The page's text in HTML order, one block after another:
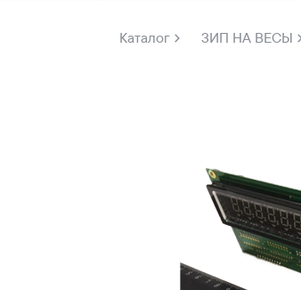
Каталог ЗИП НА ВЕСЫ